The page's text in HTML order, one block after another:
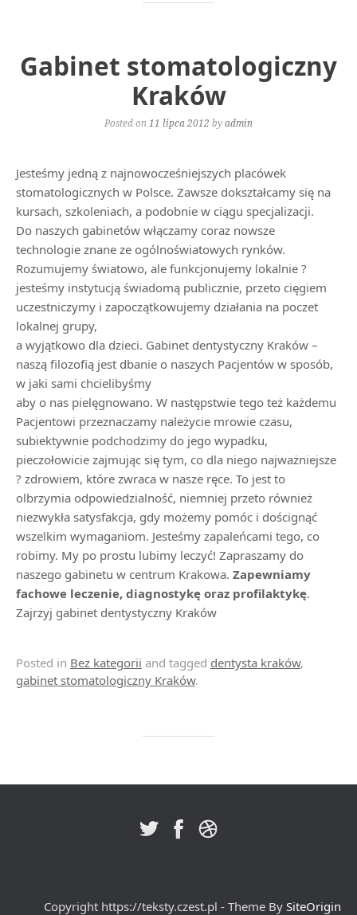
Gabinet stomatologiczny
Kraków
Posted on 11 lipca 2012 byadmin
Jesteśmy jedną z najnowocześniejszych placówek
stomatologicznych w Polsce. Zawsze dokształcamy się na
kursach, szkoleniach, a podobnie w ciągu specjalizacji.
Do naszych gabinetów włączamy coraz nowsze
technologie znane ze ogólnoświatowych rynków.
Rozumujemy światowo, ale funkcjonujemy lokalnie ?
jesteśmy instytucją świadomą publicznie, przeto cięgiem
uczestniczymy i zapoczątkowujemy działania na poczet
lokalnej grupy,
a wyjątkowo dla dzieci. Gabinet dentystyczny Kraków –
naszą filozofią jest dbanie o naszych Pacjentów w sposób,
w jaki sami chcielibyśmy
aby o nas pielęgnowano. W następstwie tego też każdemu
Pacjentowi przeznaczamy należycie mrowie czasu,
subiektywnie podchodzimy do jego wypadku,
pieczołowicie zajmując się tym, co dla niego najważniejsze
? zdrowiem, które zwraca w nasze ręce. To jest to
olbrzymia odpowiedzialność, niemniej przeto również
niezwykła satysfakcja, gdy możemy pomóc i doścignąć
wszelkim wymaganiom. Jesteśmy zapaleńcami tego, co
robimy. My po prostu lubimy leczyć! Zapraszamy do
naszego gabinetu w centrum Krakowa. Zapewniamy
fachowe leczenie, diagnostykę oraz profilaktykę.
Zajrzyj gabinet dentystyczny Kraków
Posted in Bez kategorii and tagged dentysta kraków,
gabinet stomatologiczny Kraków.
Copyright https://teksty.czest.pl - Theme By SiteOrigin